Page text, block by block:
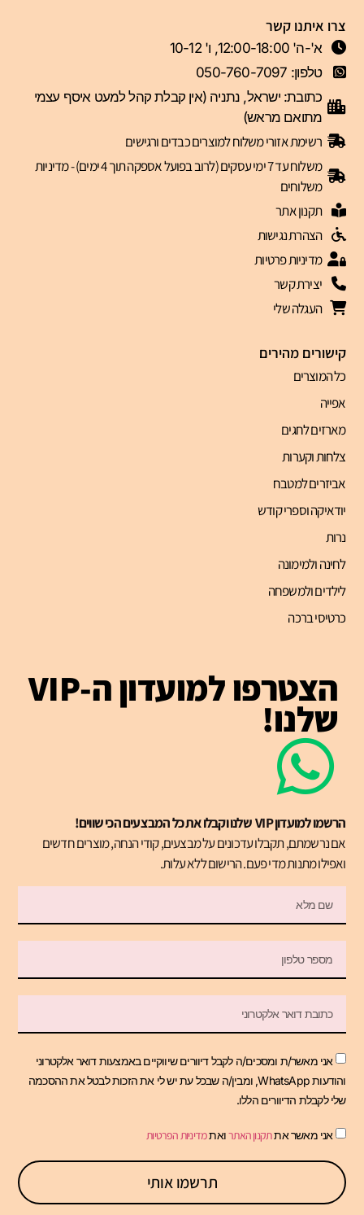
קישורים מהירים
כל המוצרים
אפייה
מארזים לחגים
צלחות וקערות
אביזרים למטבח
יודאיקה וספרי קודש
נרות
לחינה ולמימונה
לילדים ולמשפחה
כרטיסי ברכה
צרו איתנו קשר
א'-ה' 12:00-18:00, ו' 10-12
טלפון: 050-760-7097
כתובת: ישראל, נתניה (אין קבלת קהל למעט איסף עצמי
מתואם מראש)
רשימת אזורי משלוח למוצרים כבדים ורגישים
משלוח עד 7 ימי עסקים (לרוב בפועל אספקה תוך 4 ימים) - מדיניות
משלוחים
תקנון אתר
הצהרת נגישות
מדיניות פרטיות
יצירת קשר
העגלה שלי
הצטרפו למועדון ה-VIP
שלנו!
הרשמו למועדון VIP שלנו וקבלו את כל המבצעים הכי שווים!
אם נרשמתם, תקבלו עדכונים על מבצעים, קודי הנחה, מוצרים חדשים
ואפילו מתנות מדי פעם. הרישום ללא עלות.
אני מאשר/ת ומסכים/ה לקבל דיוורים שיווקיים באמצעות דואר אלקטרוני
והודעות WhatsApp, ומבין/ה שבכל עת יש לי את הזכות לבטל את ההסכמה
שלי לקבלת הדיוורים הללו.
אני מאשר אתתקנון האתרואתמדיניות הפרטיות
תרשמו אותי